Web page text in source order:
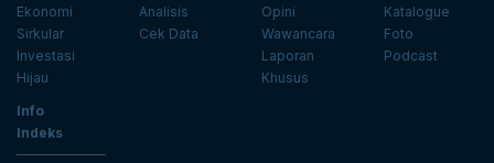
Ekonomi
Sirkular
Investasi
Hijau
Analisis
Cek Data
Opini
Wawancara
Laporan
Khusus
Katalogue
Foto
Podcast
Info
Indeks